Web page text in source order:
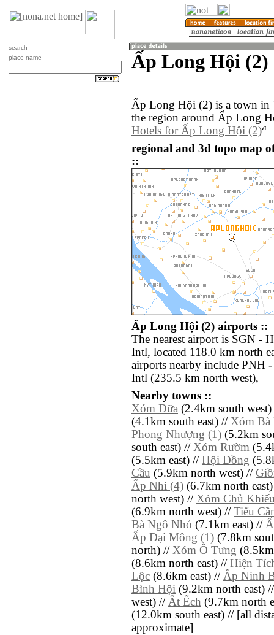
search
place name
Ấp Long Hội
Ấp Long Hội (2) is a town in
the region around Ấp Long
Hotels for Ấp Long Hội (2)
regional and 3d topo map
::
Ấp Long Hội (2) airports ::
The nearest airport is SGN -
Intl, located 118.0 km north
airports nearby include PNH
Intl (235.5 km north west),
Nearby towns ::
Xóm Dữa (2.4km south
(4.1km south east) // Xóm Bà
Phong Nhượng (1) (5.2km
south east) // Xóm Rườm
(5.5km east) // Hội Ðồng
Cầu (5.9km north west) //
Ấp Nhì (4) (6.7km north
north west) // Xóm Chủ
(6.9km north west) // Tiểu
Bà Ngô Nhỏ (7.1km east) //
Ấp Ðại Mông (1) (7.8km
north) // Xóm Ô Tưng
(8.6km north east) // Hiện
Lộc (8.6km east) // Ấp Ninh
Bình Hội (9.2km north east)
west) // Ất Ếch (9.7km north
(12.0km south east) // [all
approximate]